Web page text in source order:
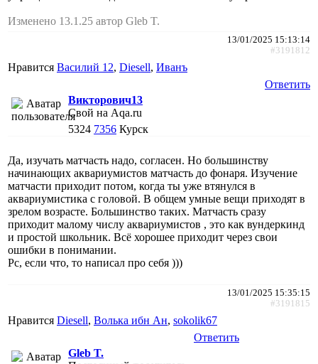
Изменено 13.1.25 автор Gleb T.
13/01/2025 15:13:14
#3191812
Нравится Василий 12, Diesell, Иванъ
Ответить
Викторович13
Свой на Aqa.ru
5324 7356 Курск
Да, изучать матчасть надо, согласен. Но большинству
начинающих аквариумистов матчасть до фонаря. Изучение
матчасти приходит потом, когда ты уже втянулся в
аквариумистика с головой. В общем умные вещи приходят в
зрелом возрасте. Большинство таких. Матчасть сразу
приходит малому числу аквариумистов , это как вундеркинд
и простой школьник. Всё хорошее приходит через свои
ошибки в понимании.
Рс, если что, то написал про себя )))
13/01/2025 15:35:15
#3191815
Нравится Diesell, Волька ибн Ан, sokolik67
Ответить
Gleb T.